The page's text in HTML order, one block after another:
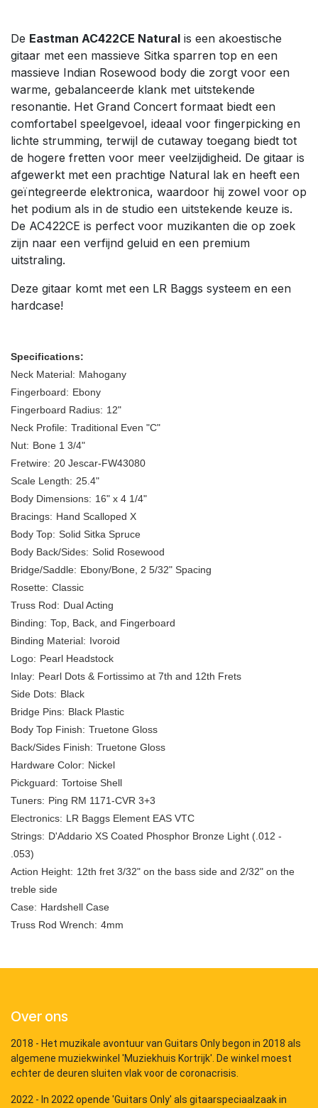
De Eastman AC422CE Natural is een akoestische
gitaar met een massieve Sitka sparren top en een
massieve Indian Rosewood body die zorgt voor een
warme, gebalanceerde klank met uitstekende
resonantie. Het Grand Concert formaat biedt een
comfortabel speelgevoel, ideaal voor fingerpicking en
lichte strumming, terwijl de cutaway toegang biedt tot
de hogere fretten voor meer veelzijdigheid. De gitaar is
afgewerkt met een prachtige Natural lak en heeft een
geïntegreerde elektronica, waardoor hij zowel voor op
het podium als in de studio een uitstekende keuze is.
De AC422CE is perfect voor muzikanten die op zoek
zijn naar een verfijnd geluid en een premium
uitstraling.
Deze gitaar komt met een LR Baggs systeem en een
hardcase!
Specifications:
Neck Material: Mahogany
Fingerboard: Ebony
Fingerboard Radius: 12"
Neck Profile: Traditional Even "C"
Nut: Bone 1 3/4"
Fretwire: 20 Jescar-FW43080
Scale Length: 25.4"
Body Dimensions: 16" x 4 1/4"
Bracings: Hand Scalloped X
Body Top: Solid Sitka Spruce
Body Back/Sides: Solid Rosewood
Bridge/Saddle: Ebony/Bone, 2 5/32" Spacing
Rosette: Classic
Truss Rod: Dual Acting
Binding: Top, Back, and Fingerboard
Binding Material: Ivoroid
Logo: Pearl Headstock
Inlay: Pearl Dots & Fortissimo at 7th and 12th Frets
Side Dots: Black
Bridge Pins: Black Plastic
Body Top Finish: Truetone Gloss
Back/Sides Finish: Truetone Gloss
Hardware Color: Nickel
Pickguard: Tortoise Shell
Tuners: Ping RM 1171-CVR 3+3
Electronics: LR Baggs Element EAS VTC
Strings: D'Addario XS Coated Phosphor Bronze Light (.012 -
.053)
Action Height: 12th fret 3/32" on the bass side and 2/32" on the
treble side
Case: Hardshell Case
Truss Rod Wrench: 4mm
Over ons
2018 - Het muzikale avontuur van Guitars Only begon in 2018 als
algemene muziekwinkel 'Muziekhuis Kortrijk'. De winkel moest
echter de deuren sluiten vlak voor de coronacrisis.
2022 - In 2022 opende 'Guitars Only' als gitaarspeciaalzaak in